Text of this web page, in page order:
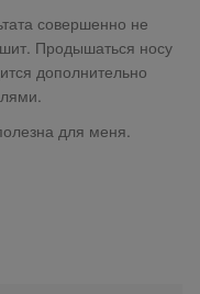
совершенно не
Продышаться носу
дополнительно
для меня.